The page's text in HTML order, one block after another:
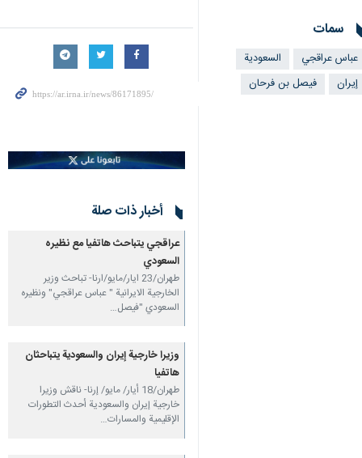
سمات
عباس عراقجي
السعودية
إيران
فیصل بن فرحان
أخبار ذات صلة
عراقجي يتباحث هاتفيا مع نظيره
السعودي
طهران/23 ايار/مايو/ارنا- تباحث وزير
الخارجية الايرانية " عباس عراقجي" ونظيره
السعودي "فيصل…
وزيرا خارجية إيران والسعودية یتباحثان
هاتفیا
طهران/18 أيار/ مايو/ إرنا- ناقش وزيرا
خارجية إيران والسعودية أحدث التطورات
الإقليمية والمسارات…